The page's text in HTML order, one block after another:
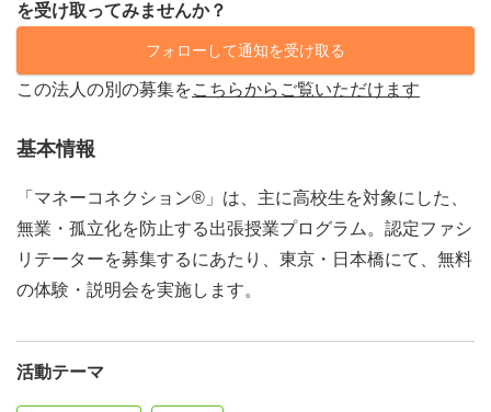
を受け取ってみませんか？
フォローして通知を受け取る
この法人の別の募集をこちらからご覧いただけます
基本情報
「マネーコネクション®」は、主に高校生を対象にした、
無業・孤立化を防止する出張授業プログラム。認定ファシ
リテーターを募集するにあたり、東京・日本橋にて、無料
の体験・説明会を実施します。
活動テーマ